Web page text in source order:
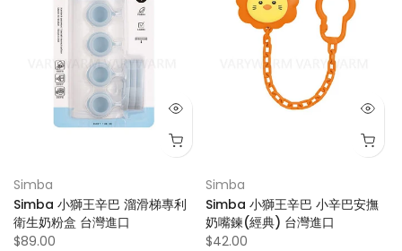
Simba
Simba 小獅王辛巴 溜滑梯專利
衛生奶粉盒 台灣進口
$89.00
Simba
Simba 小獅王辛巴 小辛巴安撫
奶嘴鍊(經典) 台灣進口
$42.00